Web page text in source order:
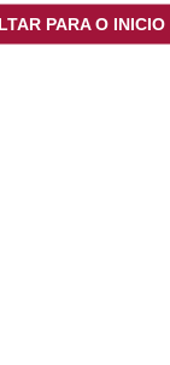
PARA O INICIO